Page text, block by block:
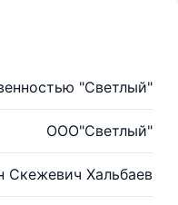
"Светлый"
ООО"Светлый"
Скежевич Хальбаев